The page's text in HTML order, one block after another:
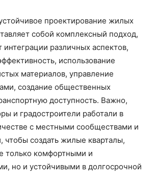
проектирование жилых
собой комплексный подход,
интеграции различных аспектов,
использование
материалов, управление
создание общественных
доступность. Важно,
и градостроители работали в
с местными сообществами и
чтобы создать жилые кварталы,
только комфортными и
но и устойчивыми в долгосрочной